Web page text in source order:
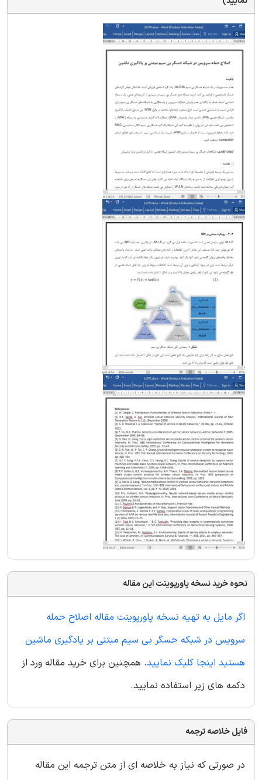
نحوه خرید نسخه پاورپوینت این مقاله
اگر مایل به تهیه نسخه پاورپوینت مقاله اصلاح حمله
سرویس در شبکه حسگر بی سیم مبتنی بر یادگیری ماشین
هستید اینجا کلیک نمایید. همچنین برای خرید مقاله ورد از
دکمه های زیر استفاده نمایید.
فایل خلاصه ترجمه
در صورتی که نیاز به خلاصه ای از متن ترجمه این مقاله